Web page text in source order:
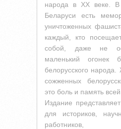
народа в XX веке. В
Беларуси есть
уничтоженных
каждый, кто
собой, даже не
маленький огонек
белорусского народа.
сожженных
это боль и память всей
Издание
для историков,
работников,